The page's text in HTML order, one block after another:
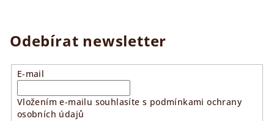
Odebírat newsletter
E-mail
Vložením e-mailu souhlasíte s podmínkami ochrany
osobních údajů